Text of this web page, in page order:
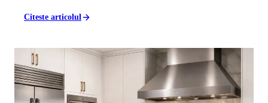
Citeste articolul